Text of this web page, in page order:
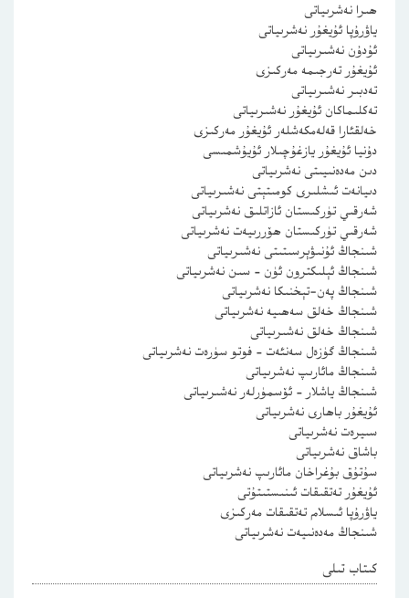
ھىرا نەشرىياتى
ياۋرۇپا ئۇيغۇر نەشرىياتى
ئۇدۇن نەشىرىياتى
ئۇيغۇر تەرجىمە مەركىزى
تەدبىر نەشىرىياتى
تەكلىماكان ئۇيغۇر نەشىرىياتى
خەلقئارا قەلەمكەشلەر ئۇيغۇر مەركىزى
دۇنيا ئۇيغۇر يازغۇچىلار ئۇيۇشمىسى
دىن مەدەنىيىتى نەشرىياتى
دىيانەت ئىشلىرى كومىتېتى نەشىرىياتى
شەرقىي تۈركىستان ئازاتلىق نەشرىياتى
شەرقىي تۈركىستان ھۆررىيەت نەشرىياتى
شىنجاڭ ئۇنىۋېرسىتىتى نەشىرىياتى
شىنجاڭ ئېلىكترون ئۈن – سىن نەشرىياتى
شىنجاڭ پەن-تېخنىكا نەشرىياتى
شىنجاڭ خەلق سەھىيە نەشرىياتى
شىنجاڭ خەلق نەشىرىياتى
شىنجاڭ گۈزەل سەنئەت – فوتو سۈرەت نەشرىياتى
شىنجاڭ مائارىپ نەشرىياتى
شىنجاڭ ياشلار – ئۆسمۈرلەر نەشىرىياتى
ئۇيغۇر باھارى نەشرىياتى
سىيرەت نەشرىياتى
باشاق نەشرىياتى
سۇتۇق بۇغراخان مائارىپ نەشرىياتى
ئۇيغۇر تەتقىقات ئىنىستىتۇتى
ياۋرۇپا ئىسلام تەتقىقات مەركىزى
شىنجاڭ مەدەنىيەت نەشرىياتى
كىتاب تىلى